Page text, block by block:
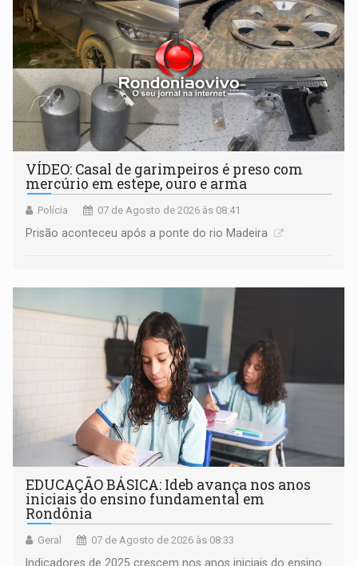
VÍDEO: Casal de garimpeiros é preso com
mercúrio em estepe, ouro e arma
Polícia 07 de Agosto de 2026 às 08:41
Prisão aconteceu após a ponte do rio Madeira
EDUCAÇÃO BÁSICA: Ideb avança nos anos
iniciais do ensino fundamental em
Rondônia
Geral 07 de Agosto de 2026 às 08:33
Indicadores de 2025 crescem nos anos iniciais do ensino